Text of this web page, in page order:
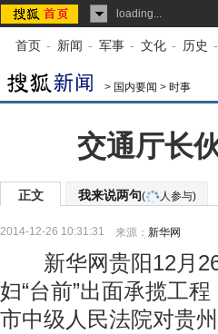
loading...
首页 - 新闻 - 军事 - 文化 - 历史 -
> 国内要闻 > 时事
交通厅长
正文 我来说两句( 人参与)
2014-12-26 10:31:31 来源： 新华网
新华网贵阳12月26
妇“台前”出面承揽工
市中级人民法院对贵